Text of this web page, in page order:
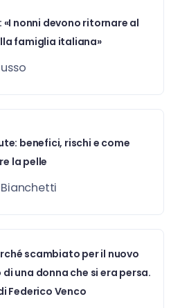
«I nonni devono ritornare al
famiglia italiana»
benefici, rischi e come
la pelle
scambiato per il nuovo
una donna che si era persa.
Federico Venco